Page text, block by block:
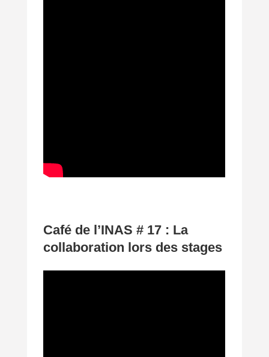
Café de l’INAS # 17 : La
collaboration lors des stages